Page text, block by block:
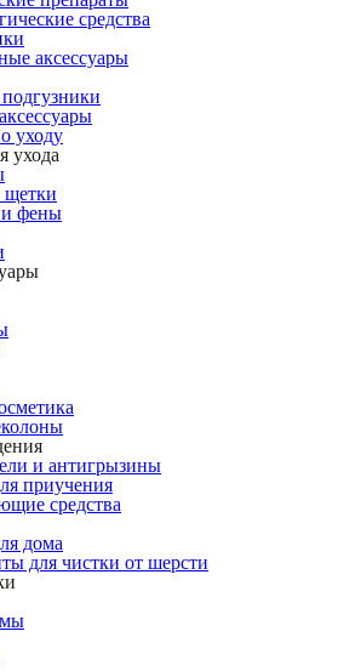
средства
аксессуары
уходу
ухода
щетки
фены
и антигрызины
приучения
средства
дома
для чистки от шерсти